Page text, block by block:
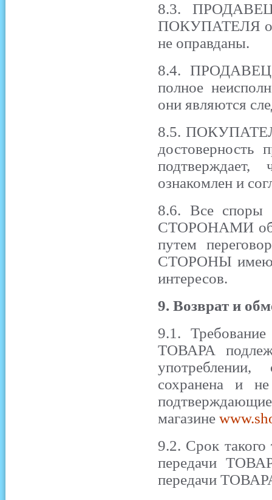
8.3. ПРОДАВЕЦ
ПОКУПАТЕЛЯ о
не оправданы.
8.4. ПРОДАВЕЦ
полное
они являются
8.5.
достоверность
ознакомлен и
8.6. Все споры
СТОРОНАМИ
путем
СТОРОНЫ имеют
интересов.
9. Возврат и
9.1.
ТОВАРА
употреблении,
сохранена и
магазине
9.2. Срок такого
передачи
передачи